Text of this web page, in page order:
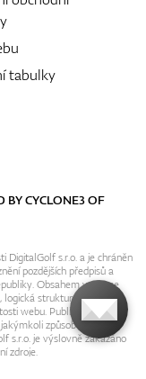
tabulky
BYCYCLONE3OF
DigitalGolf s.r.o. a je chráněn
pozdějších předpisů a
Obsahem webu se
struktura, textový i
webu. Publikování resp.
způsobem bez
s.r.o. je výslovně zakázáno
zdroje.